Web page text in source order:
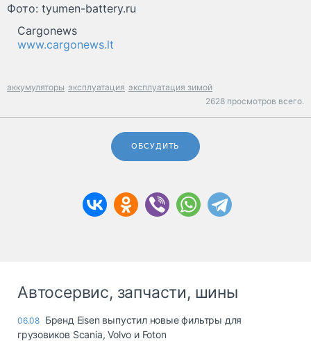
Фото: tyumen-battery.ru
Cargonews
www.cargonews.lt
аккумуляторы эксплуатация эксплуатация зимой
2628 просмотров всего.
ОБСУДИТЬ
Автосервис, запчасти, шины
06.08 Бренд Eisen выпустил новые фильтры для
грузовиков Scania, Volvo и Foton